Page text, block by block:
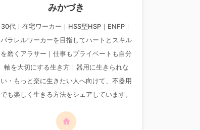
みかづき
30代｜在宅ワーカー｜HSS型HSP｜ENFP｜
パラレルワーカーを目指してハートとスキル
を磨くアラサー｜仕事もプライベートも自分
軸を大切にする生き方｜器用に生きられな
い・もっと楽に生きたい人へ向けて、不器用
でも楽しく生きる方法をシェアしています。